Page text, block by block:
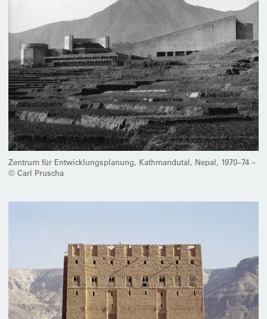
Zentrum für Entwicklungsplanung, Kathmandutal, Nepal, 1970–74 –
© Carl Pruscha